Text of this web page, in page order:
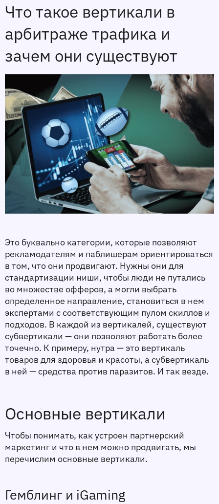
Что такое вертикали в
арбитраже трафика и
зачем они существуют
Это буквально категории, которые позволяют
рекламодателям и паблишерам ориентироваться
в том, что они продвигают. Нужны они для
стандартизации ниши, чтобы люди не путались
во множестве офферов, а могли выбрать
определенное направление, становиться в нем
экспертами с соответствующим пулом скиллов и
подходов. В каждой из вертикалей, существуют
субвертикали — они позволяют работать более
точечно. К примеру, нутра — это вертикаль
товаров для здоровья и красоты, а субвертикаль
в ней — средства против паразитов. И так везде.
Основные вертикали
Чтобы понимать, как устроен партнерский
маркетинг и что в нем можно продвигать, мы
перечислим основные вертикали.
Гемблинг и iGaming